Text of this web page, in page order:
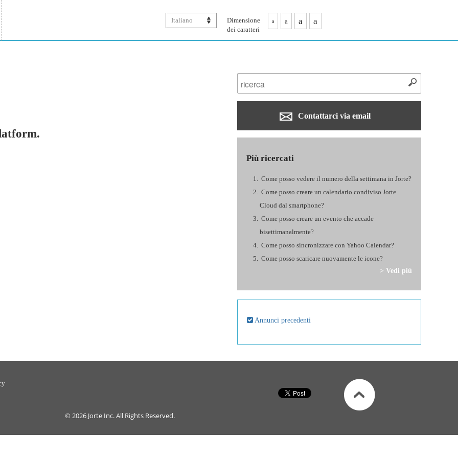
Italiano
Dimensione
dei caratteri
a a a a
Contattarci via email
Più ricercati
Come posso vedere il numero della settimana in Jorte?
Come posso creare un calendario condiviso Jorte
Cloud dal smartphone?
Come posso creare un evento che accade
bisettimanalmente?
Come posso sincronizzare con Yahoo Calendar?
Come posso scaricare nuovamente le icone?
> Vedi più
Annunci precedenti
© 2026 Jorte Inc.All Rights Reserved.